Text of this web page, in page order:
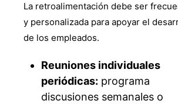
La retroalimentación debe ser
y personalizada para apoyar el
de los empleados.
Reuniones individuales
periódicas: programa
discusiones semanales o